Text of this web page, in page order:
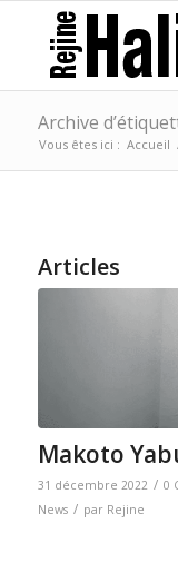
Archive
Vous êtes ici : Accueil
Articles
Makoto
31 décembre 2022 / 0
News / par Rejine